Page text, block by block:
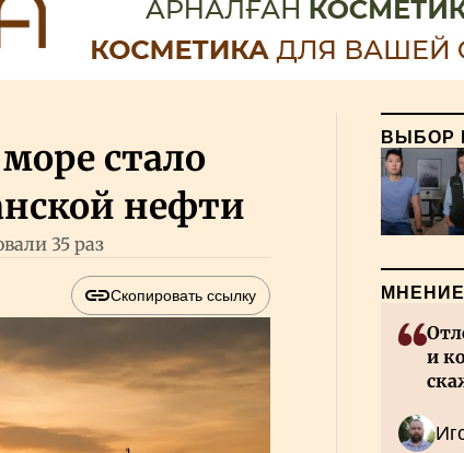
стало
нефти
35 раз
Скопировать ссылку
ВЫБОР
МНЕНИЕ
и